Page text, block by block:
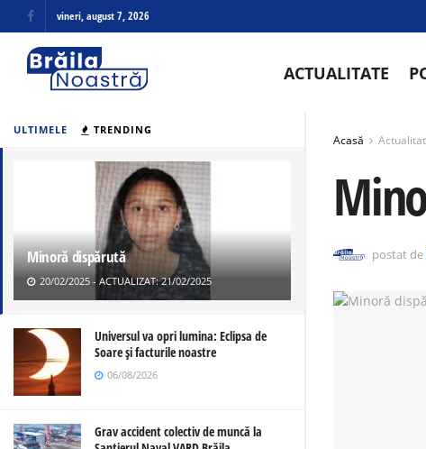
ULTIMELE TRENDING
Minoră dispărută
20/02/2025 - ACTUALIZAT: 21/02/2025
Universul va opri lumina: Eclipsa de
Soare și facturile noastre
06/08/2026
Grav accident colectiv de muncă la
vineri, august 7, 2026
ACTUALITATE
Acasă
postat de